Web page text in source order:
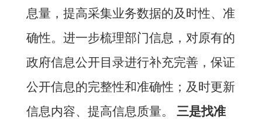
息量，提高采集业务数据的及时性、准
确性。进一步梳理部门信息，对原有的
政府信息公开目录进行补充完善，保证
公开信息的完整性和准确性；及时更新
信息内容、提高信息质量。
三是找准